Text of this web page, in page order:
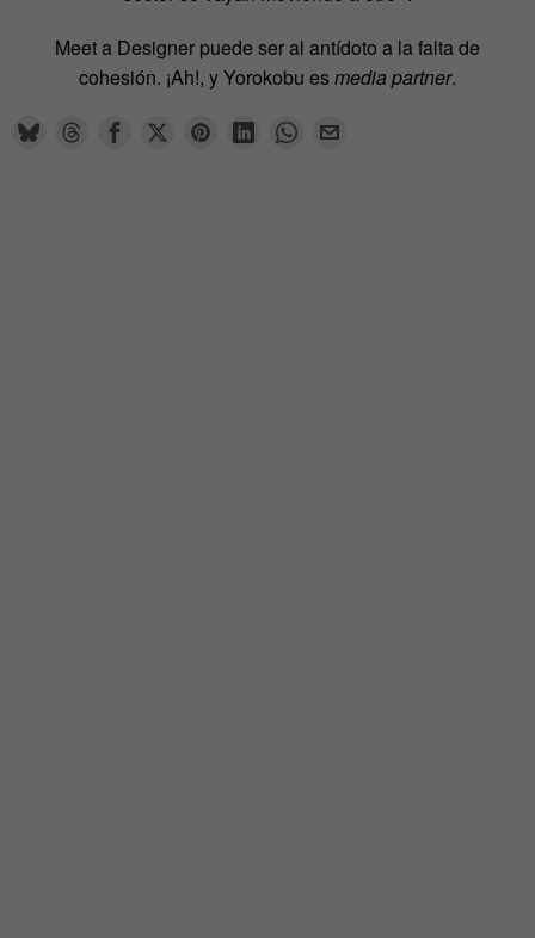
Meet a Designer puede ser al antídoto a la falta de
cohesión. ¡Ah!, y Yorokobu esmedia partner.